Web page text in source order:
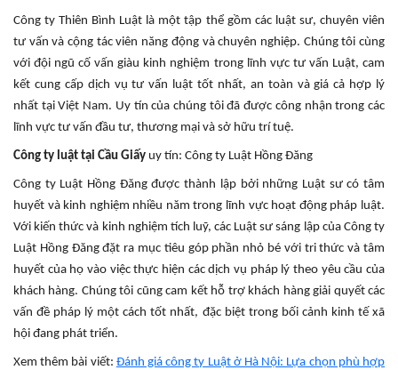
Công ty Thiên Bình Luật là một tập thể gồm các luật sư, chuyên viên
tư vấn và cộng tác viên năng động và chuyên nghiệp. Chúng tôi cùng
với đội ngũ cố vấn giàu kinh nghiệm trong lĩnh vực tư vấn Luật, cam
kết cung cấp dịch vụ tư vấn luật tốt nhất, an toàn và giá cả hợp lý
nhất tại Việt Nam. Uy tín của chúng tôi đã được công nhận trong các
lĩnh vực tư vấn đầu tư, thương mại và sở hữu trí tuệ.
Công ty luật tại Cầu Giấy uy tín: Công ty Luật Hồng Đăng
Công ty Luật Hồng Đăng được thành lập bởi những Luật sư có tâm
huyết và kinh nghiệm nhiều năm trong lĩnh vực hoạt động pháp luật.
Với kiến thức và kinh nghiệm tích luỹ, các Luật sư sáng lập của Công ty
Luật Hồng Đăng đặt ra mục tiêu góp phần nhỏ bé với tri thức và tâm
huyết của họ vào việc thực hiện các dịch vụ pháp lý theo yêu cầu của
khách hàng. Chúng tôi cũng cam kết hỗ trợ khách hàng giải quyết các
vấn đề pháp lý một cách tốt nhất, đặc biệt trong bối cảnh kinh tế xã
hội đang phát triển.
Xem thêm bài viết: Đánh giá công ty Luật ở Hà Nội: Lựa chọn phù hợp